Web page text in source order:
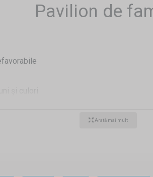
Pavilion de
Arată mai mult